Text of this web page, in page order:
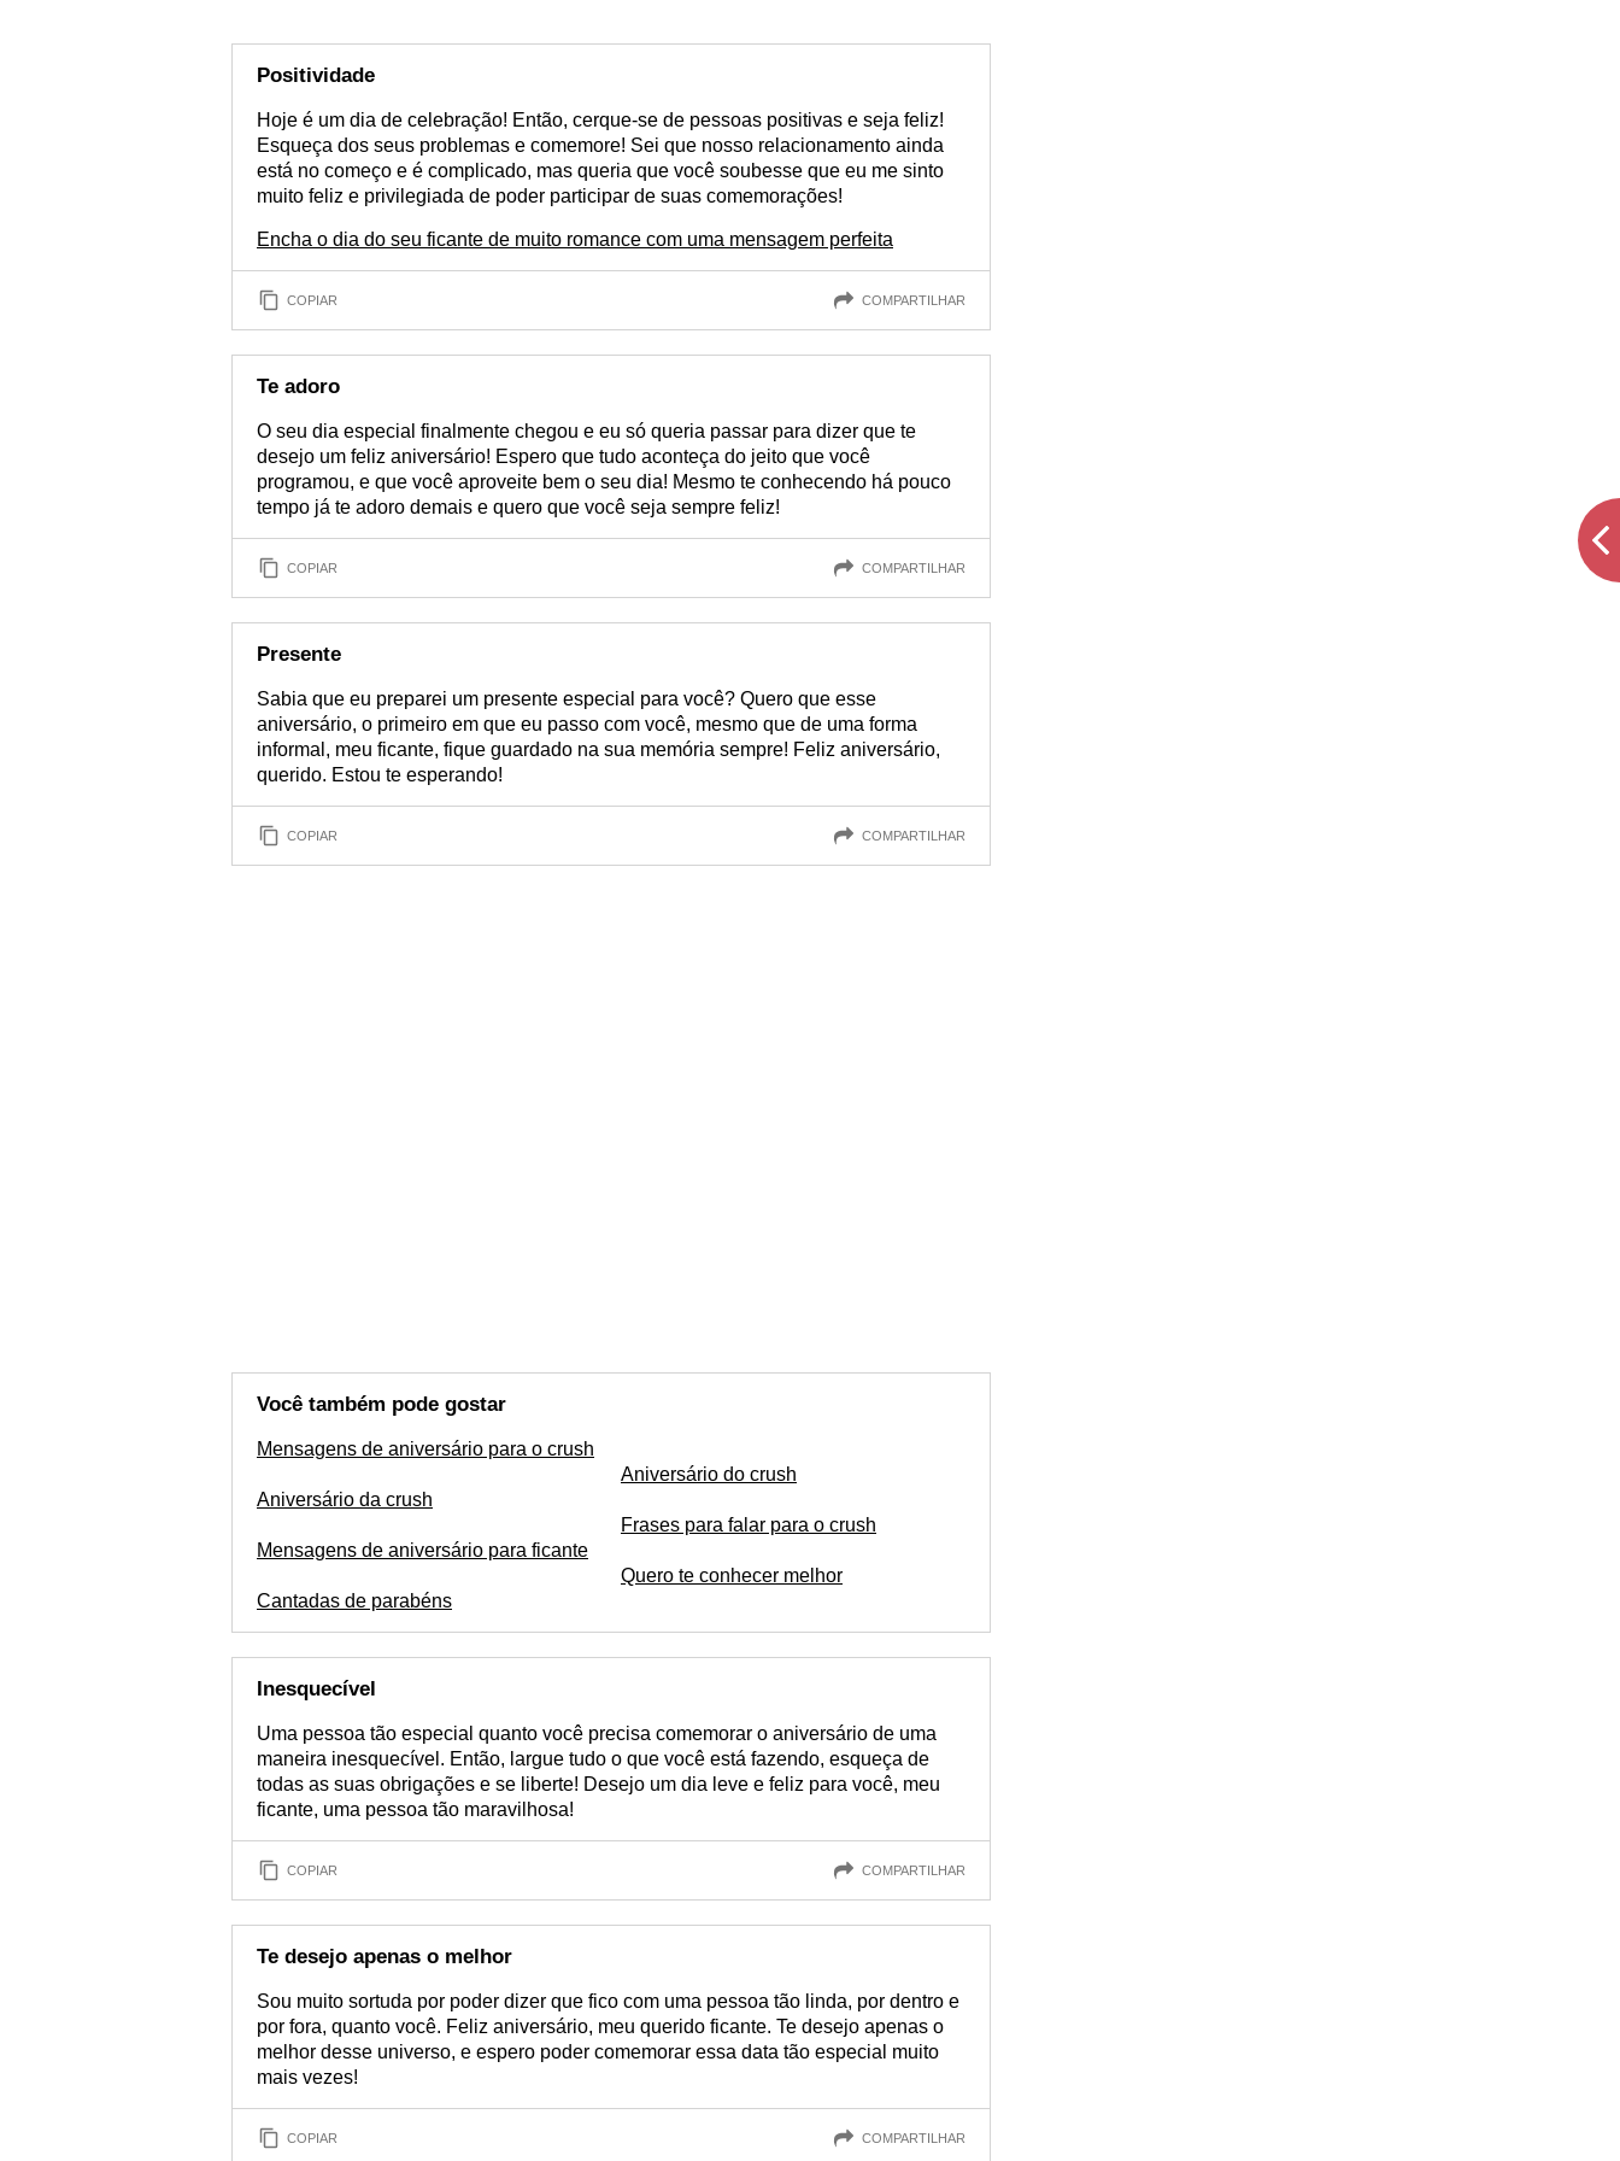
Positividade
Hoje é um dia de celebração! Então, cerque-se de pessoas positivas e seja feliz!
Esqueça dos seus problemas e comemore! Sei que nosso relacionamento ainda
está no começo e é complicado, mas queria que você soubesse que eu me sinto
muito feliz e privilegiada de poder participar de suas comemorações!
Encha o dia do seu ficante de muito romance com uma mensagem perfeita
COPIAR COMPARTILHAR
Te adoro
O seu dia especial finalmente chegou e eu só queria passar para dizer que te
desejo um feliz aniversário! Espero que tudo aconteça do jeito que você
programou, e que você aproveite bem o seu dia! Mesmo te conhecendo há pouco
tempo já te adoro demais e quero que você seja sempre feliz!
COPIAR COMPARTILHAR
Presente
Sabia que eu preparei um presente especial para você? Quero que esse
aniversário, o primeiro em que eu passo com você, mesmo que de uma forma
informal, meu ficante, fique guardado na sua memória sempre! Feliz aniversário,
querido. Estou te esperando!
COPIAR COMPARTILHAR
Você também pode gostar
Mensagens de aniversário para o crush
Aniversário da crush
Mensagens de aniversário para ficante
Cantadas de parabéns
Aniversário do crush
Frases para falar para o crush
Quero te conhecer melhor
Inesquecível
Uma pessoa tão especial quanto você precisa comemorar o aniversário de uma
maneira inesquecível. Então, largue tudo o que você está fazendo, esqueça de
todas as suas obrigações e se liberte! Desejo um dia leve e feliz para você, meu
ficante, uma pessoa tão maravilhosa!
COPIAR COMPARTILHAR
Te desejo apenas o melhor
Sou muito sortuda por poder dizer que fico com uma pessoa tão linda, por dentro e
por fora, quanto você. Feliz aniversário, meu querido ficante. Te desejo apenas o
melhor desse universo, e espero poder comemorar essa data tão especial muito
mais vezes!
COPIAR COMPARTILHAR